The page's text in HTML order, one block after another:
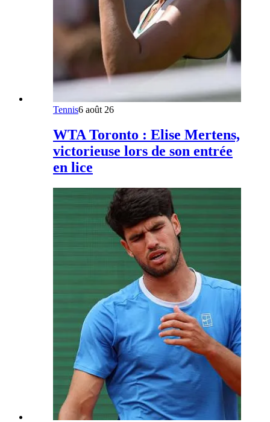
Tennis6 août 26
WTA Toronto : Elise Mertens,
victorieuse lors de son entrée
en lice